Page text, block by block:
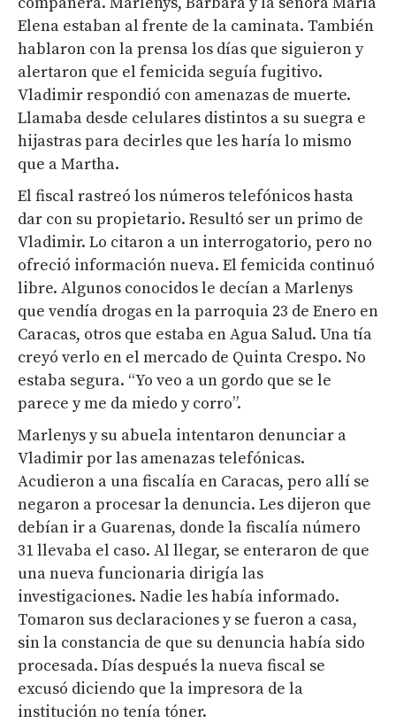
Elena estaban al frente de la caminata. También
hablaron con la prensa los días que siguieron y
alertaron que el femicida seguía fugitivo.
Vladimir respondió con amenazas de muerte.
Llamaba desde celulares distintos a su suegra e
hijastras para decirles que les haría lo mismo
que a Martha.
El fiscal rastreó los números telefónicos hasta
dar con su propietario. Resultó ser un primo de
Vladimir. Lo citaron a un interrogatorio, pero no
ofreció información nueva. El femicida continuó
libre. Algunos conocidos le decían a Marlenys
que vendía drogas en la parroquia 23 de Enero en
Caracas, otros que estaba en Agua Salud. Una tía
creyó verlo en el mercado de Quinta Crespo. No
estaba segura. “Yo veo a un gordo que se le
parece y me da miedo y corro”.
Marlenys y su abuela intentaron denunciar a
Vladimir por las amenazas telefónicas.
Acudieron a una fiscalía en Caracas, pero allí se
negaron a procesar la denuncia. Les dijeron que
debían ir a Guarenas, donde la fiscalía número
31 llevaba el caso. Al llegar, se enteraron de que
una nueva funcionaria dirigía las
investigaciones. Nadie les había informado.
Tomaron sus declaraciones y se fueron a casa,
sin la constancia de que su denuncia había sido
procesada. Días después la nueva fiscal se
excusó diciendo que la impresora de la
institución no tenía tóner.